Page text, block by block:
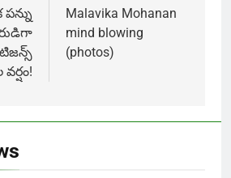
వర్షం!
Malavika Mohanan
mind blowing
(photos)